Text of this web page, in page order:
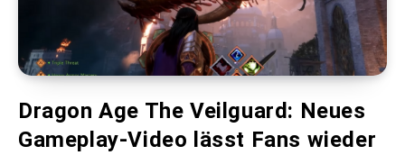
Dragon Age The Veilguard: Neues
Gameplay-Video lässt Fans wieder